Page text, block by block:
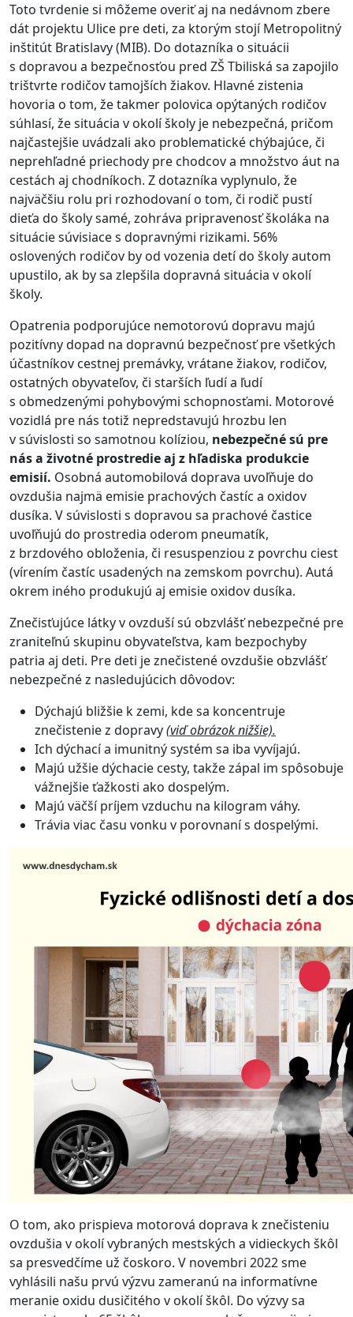
Toto tvrdenie si môžeme overiť aj na nedávnom zbere
dát projektu Ulice pre deti, za ktorým stojí Metropolitný
inštitút Bratislavy (MIB). Do dotazníka o situácii
s dopravou a bezpečnosťou pred ZŠ Tbiliská sa zapojilo
trištvrte rodičov tamojších žiakov. Hlavné zistenia
hovoria o tom, že takmer polovica opýtaných rodičov
súhlasí, že situácia v okolí školy je nebezpečná, pričom
najčastejšie uvádzali ako problematické chýbajúce, či
neprehľadné priechody pre chodcov a množstvo áut na
cestách aj chodníkoch. Z dotazníka vyplynulo, že
najväčšiu rolu pri rozhodovaní o tom, či rodič pustí
dieťa do školy samé, zohráva pripravenosť školáka na
situácie súvisiace s dopravnými rizikami. 56%
oslovených rodičov by od vozenia detí do školy autom
upustilo, ak by sa zlepšila dopravná situácia v okolí
školy.
Opatrenia podporujúce nemotorovú dopravu majú
pozitívny dopad na dopravnú bezpečnosť pre všetkých
účastníkov cestnej premávky, vrátane žiakov, rodičov,
ostatných obyvateľov, či starších ľudí a ľudí
s obmedzenými pohybovými schopnosťami. Motorové
vozidlá pre nás totiž nepredstavujú hrozbu len
v súvislosti so samotnou kolíziou, nebezpečné sú pre
nás a životné prostredie aj z hľadiska produkcie
emisií. Osobná automobilová doprava uvoľňuje do
ovzdušia najmä emisie prachových častíc a oxidov
dusíka. V súvislosti s dopravou sa prachové častice
uvoľňujú do prostredia oderom pneumatík,
z brzdového obloženia, či resuspenziou z povrchu ciest
(vírením častíc usadených na zemskom povrchu). Autá
okrem iného produkujú aj emisie oxidov dusíka.
Znečisťujúce látky v ovzduší sú obzvlášť nebezpečné pre
zraniteľnú skupinu obyvateľstva, kam bezpochyby
patria aj deti. Pre deti je znečistené ovzdušie obzvlášť
nebezpečné z nasledujúcich dôvodov:
Dýchajú bližšie k zemi, kde sa koncentruje
znečistenie z dopravy(viď obrázok nižšie).
Ich dýchací a imunitný systém sa iba vyvíjajú.
Majú užšie dýchacie cesty, takže zápal im spôsobuje
vážnejšie ťažkosti ako dospelým.
Majú väčší príjem vzduchu na kilogram váhy.
Trávia viac času vonku v porovnaní s dospelými.
O tom, ako prispieva motorová doprava k znečisteniu
ovzdušia v okolí vybraných mestských a vidieckych škôl
sa presvedčíme už čoskoro. V novembri 2022 sme
vyhlásili našu prvú výzvu zameranú na informatívne
meranie oxidu dusičitého v okolí škôl. Do výzvy sa